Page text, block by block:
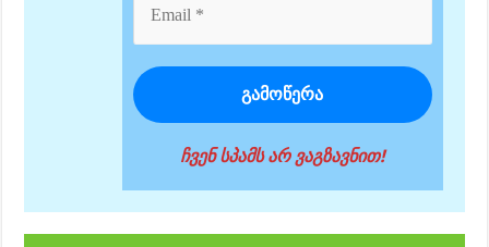
ჩვენ სპამს არ ვაგზავნით!